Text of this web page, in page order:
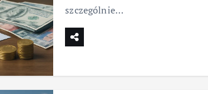
szczególnie…